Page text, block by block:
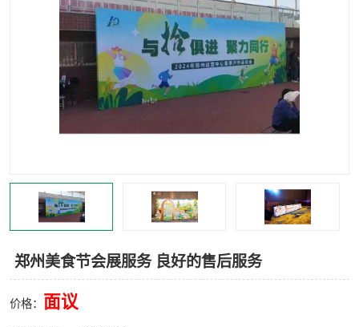
郑州美食节会展服务 良好的售后服务
价格： 面议
kt板制作 场地布置
背景板搭建 雷亚舞台搭建
龙门架搭建 会议桌椅租赁
气柱拱门租赁 喷绘写真制作